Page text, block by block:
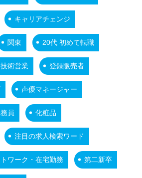
キャリアチェンジ
関東 20代 初めて転職
技術営業 登録販売者
声優マネージャー
員 化粧品
注目の求人検索ワード
ワーク・在宅勤務 第二新卒